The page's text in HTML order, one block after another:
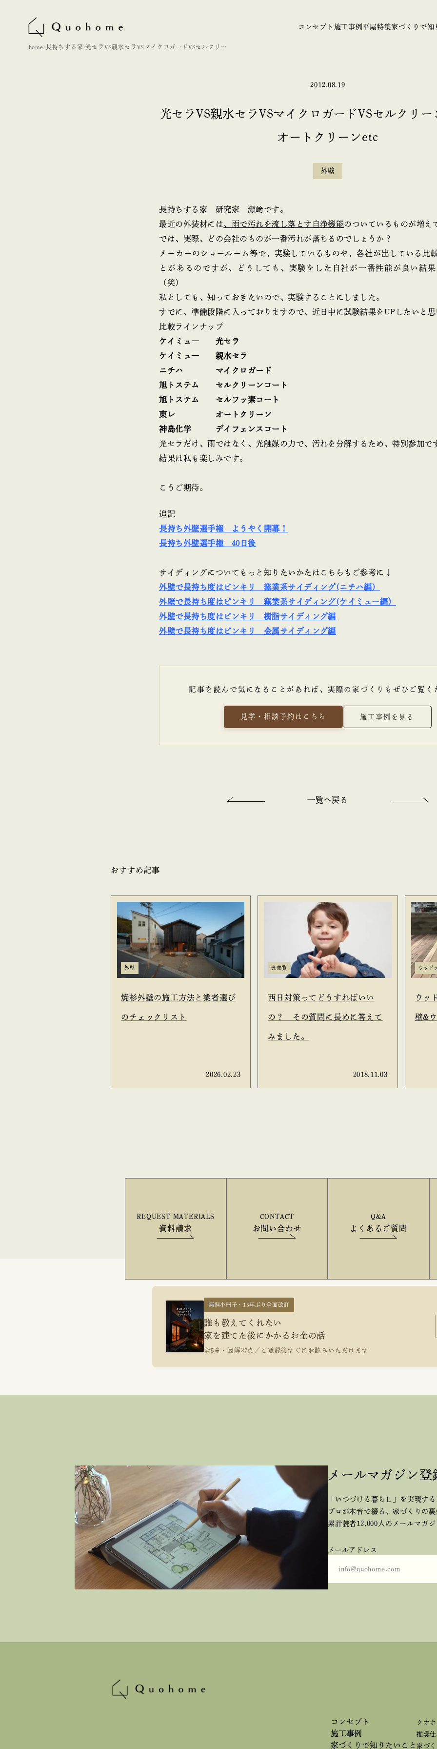
コンセプト 施工事例平屋特集家づくりで知
home 長持ちする家 光セラVS親水セラVSマイクロガードVSセルクリー
2012.08.19
光セラVS親水セラVSマイクロガードVSセルクリー
オートクリーンetc
外壁
長持ちする家 研究家 瀬﨑です。
最近の外装材には、雨で汚れを流し落とす自浄機能のついているものが増え
では、実際、どの会社のものが一番汚れが落ちるのでしょうか？
メーカーのショールーム等で、実験しているものや、各社が出している比
とがあるのですが、どうしても、実験をした自社が一番性能が良い結
（笑）
私としても、知っておきたいので、実験することにしました。
すでに、準備段階に入っておりますので、近日中に試験結果をUPしたいと
比較ラインナップ
ケイミュ― 光セラ
ケイミュ― 親水セラ
ニチハ マイクロガード
旭トステム セルクリーンコート
旭トステム セルフッ素コート
東レ オートクリーン
神島化学 デイフェンスコート
光セラだけ、雨ではなく、光触媒の力で、汚れを分解するため、特別参加で
結果は私も楽しみです。
こうご期待。
追記
長持ち外壁選手権 ようやく開幕！
長持ち外壁選手権 40日後
サイディングについてもっと知りたいかたはこちらもご参考に↓
外壁で長持ち度はピンキリ 窯業系サイディング(ニチハ編）
外壁で長持ち度はピンキリ 窯業系サイディング(ケイミュー編）
外壁で長持ち度はピンキリ 樹脂サイディング編
外壁で長持ち度はピンキリ 金属サイディング編
記事を読んで気になることがあれば、 実際の家づくりもぜひご覧く
見学・相談予約はこちら 施工事例を見る
一覧へ戻る
おすすめ記事
外壁
焼杉外壁の施工方法と業者選び
のチェックリスト
2026.02.23
光熱費
西日対策ってどうすればいい
の？ その質問に長めに答えて
みました。
2018.11.03
ウッド
ウッ
壁&
REQUEST MATERIALS
資料請求
CONTACT
お問い合わせ
Q&A
よくあるご質問
無料小冊子・15年ぶり全面改訂
誰も教えてくれない
家を建てた後にかかるお金の話
全5章・図解27点／ご登録後すぐにお読みいただけます
メールマガジン登
「いつづける暮らし」を実現す
プロが本音で綴る、家づくりの
累計読者12,000人のメールマガ
メールアドレス
コンセプト
施工事例
家づくりで知りたいこと
クオ
推奨
家づ